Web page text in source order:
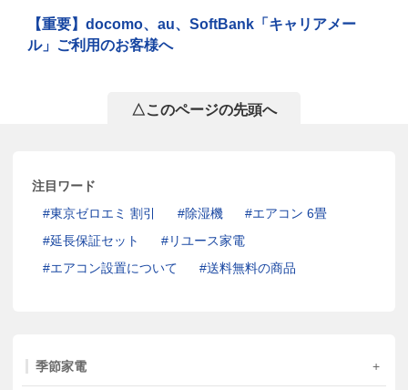
【重要】docomo、au、SoftBank「キャリアメー
ル」ご利用のお客様へ
△このページの先頭へ
注目ワード
東京ゼロエミ 割引
除湿機
エアコン 6畳
延長保証セット
リユース家電
エアコン設置について
送料無料の商品
季節家電